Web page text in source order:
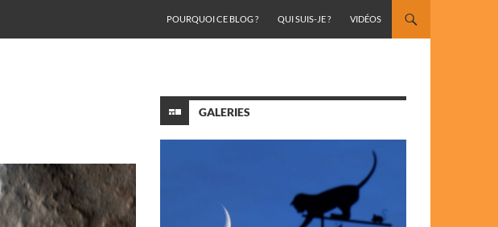
POURQUOI CE BLOG ?
QUI SUIS-JE ? VIDÉOS
GALERIES